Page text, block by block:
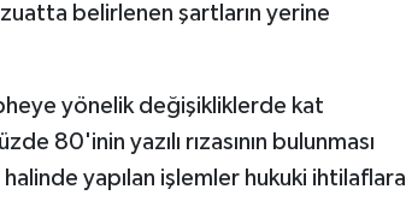
belirlenen şartların yerine
yönelik değişikliklerde kat
80'inin yazılı rızasının bulunması
yapılan işlemler hukuki ihtilaflara